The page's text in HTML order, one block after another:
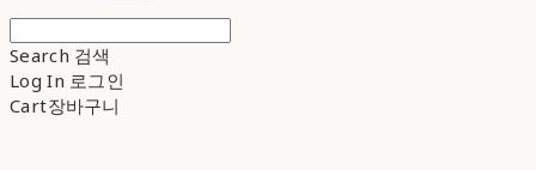
Search 검색
Log In 로그인
Cart장바구니